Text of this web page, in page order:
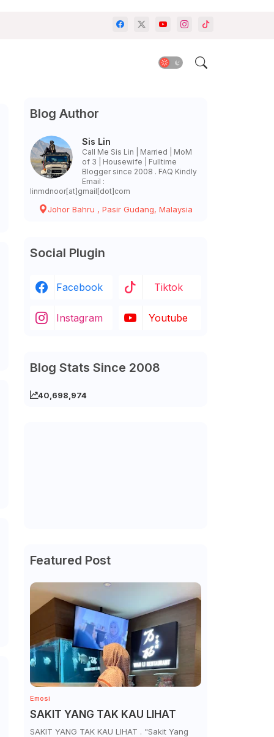
Blog Author
Sis Lin
Call Me Sis Lin | Married | MoM
of 3 | Housewife | Fulltime
Blogger since 2008 . FAQ Kindly
Email :
linmdnoor[at]gmail[dot]com
Johor Bahru , Pasir Gudang, Malaysia
Social Plugin
Facebook Tiktok
Instagram Youtube
Blog Stats Since 2008
40,698,974
Featured Post
Emosi
SAKIT YANG TAK KAU LIHAT
SAKIT YANG TAK KAU LIHAT . "Sakit Yang